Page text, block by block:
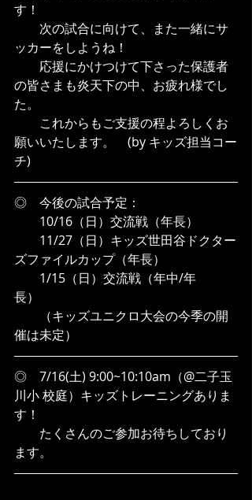
す！
次の試合に向けて、また一緒にサ
ッカーをしようね！
応援にかけつけて下さった保護者
の皆さまも炎天下の中、お疲れ様でし
た。
これからもご支援の程よろしくお
願いいたします。　(by キッズ担当コー
チ)
◎　今後の試合予定：
10/16（日）交流戦（年長）
11/27（日）キッズ世田谷ドクター
ズファイルカップ（年長）
1/15（日）交流戦（年中/年
長）
（キッズユニクロ大会の今季の開
催は未定）
◎　7/16(土) 9:00~10:10am（@二子玉
川小 校庭）キッズトレーニングありま
す！
たくさんのご参加お待ちしており
ます。​